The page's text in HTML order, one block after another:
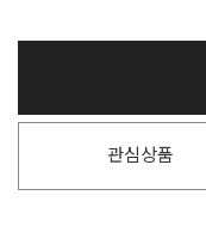
관심상품